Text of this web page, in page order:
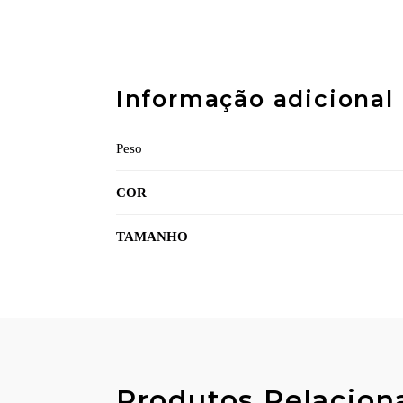
Informação adicional
Peso
COR
TAMANHO